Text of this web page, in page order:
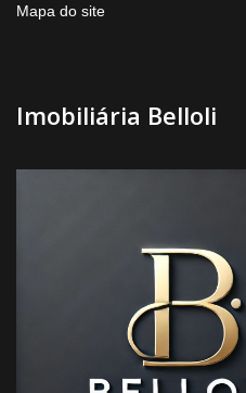
Mapa do site
Imobiliária Belloli